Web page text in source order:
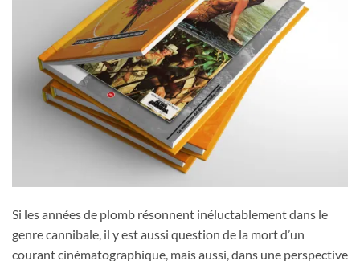
Si les années de plomb résonnent inéluctablement dans le
genre cannibale, il y est aussi question de la mort d’un
courant cinématographique, mais aussi, dans une perspective